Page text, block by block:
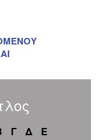
Γ Δ
Ε